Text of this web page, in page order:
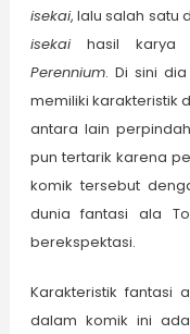
isekai, lalu salah satu
isekaihasil karya
Perennium. Di sini
memiliki karakteristik
antara lain
pun tertarik karena
komik tersebut
dunia fantasi ala
berekspektasi.
Karakteristik fantasi
dalam komik ini